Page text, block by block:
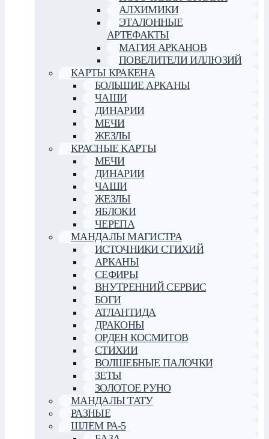
АЛХИМИКИ
ЭТАЛОННЫЕ
АРТЕФАКТЫ
МАГИЯ АРКАНОВ
ПОВЕЛИТЕЛИ ИЛЛЮЗИЙ
КАРТЫ КРАКЕНА
БОЛЬШИЕ АРКАНЫ
ЧАШИ
ДИНАРИИ
МЕЧИ
ЖЕЗЛЫ
КРАСНЫЕ КАРТЫ
МЕЧИ
ДИНАРИИ
ЧАШИ
ЖЕЗЛЫ
ЯБЛОКИ
ЧЕРЕПА
МАНДАЛЫ МАГИСТРА
ИСТОЧНИКИ СТИХИЙ
АРКАНЫ
СЕФИРЫ
ВНУТРЕННИЙ СЕРВИС
БОГИ
АТЛАНТИДА
ДРАКОНЫ
ОРДЕН КОСМИТОВ
СТИХИИ
ВОЛШЕБНЫЕ ПАЛОЧКИ
ЗЕТЫ
ЗОЛОТОЕ РУНО
МАНДАЛЫ ТАТУ
РАЗНЫЕ
ШЛЕМ РА-5